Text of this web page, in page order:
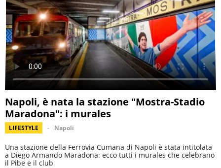
Napoli, è nata la stazione "Mostra-Stadio
Maradona": i murales
LIFESTYLE Napoli
Una stazione della Ferrovia Cumana di Napoli è stata intitolata
a Diego Armando Maradona: ecco tutti i murales che celebrano
il Pibe e il club